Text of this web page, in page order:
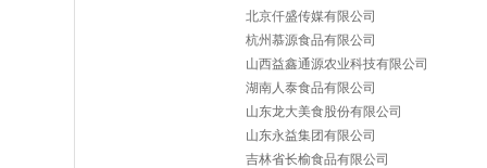
北京仟盛传媒有限公司
杭州慕源食品有限公司
山西益鑫通源农业科技有限公司
湖南人泰食品有限公司
山东龙大美食股份有限公司
山东永益集团有限公司
吉林省长榆食品有限公司